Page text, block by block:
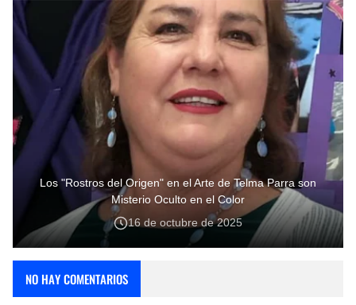
Los "Rostros del Origen" en el Arte de Telma Parra son
Misterio Oculto en el Color
16 de octubre de 2025
NO HAY COMENTARIOS